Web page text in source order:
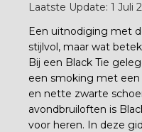
Laatste Update: 1 Juli
Een uitnodiging met
stijlvol, maar wat
Bij een Black Tie
een smoking met
en nette zwarte
avondbruiloften is
voor heren. In deze